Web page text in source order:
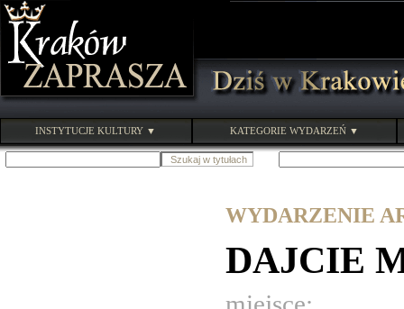
INSTYTUCJE KULTURY ▼ KATEGORIE WYDARZEŃ ▼
WYDARZENIE
DAJCIE